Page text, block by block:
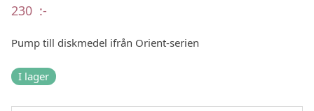
230 :-
Pump till diskmedel ifrån Orient-serien
I lager